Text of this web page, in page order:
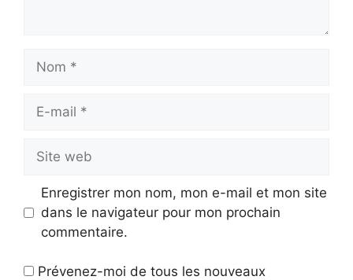
mail
web
Enregistrer mon nom, mon e-mail et mon site
dans le navigateur pour mon prochain
commentaire.
Prévenez-moi de tous les nouveaux